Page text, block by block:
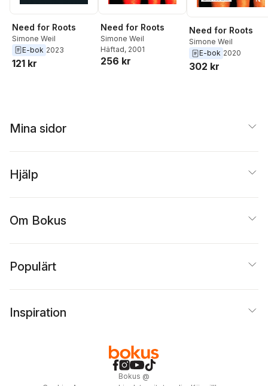
Need for Roots
Simone Weil
E-bok 2023
121 kr
Need for Roots
Simone Weil
Häftad, 2001
256 kr
Need for Roots
Simone Weil
E-bok 2020
302 kr
Mina sidor
Hjälp
Om Bokus
Populärt
Inspiration
Bokus @